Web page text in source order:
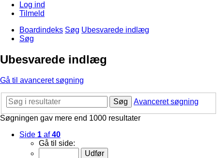
Log ind
Tilmeld
Boardindeks Søg Ubesvarede indlæg
Søg
Ubesvarede indlæg
Gå til avanceret søgning
Søg
Avanceret søgning
Søgningen gav mere end 1000 resultater
Side 1 af40
Gå til side: